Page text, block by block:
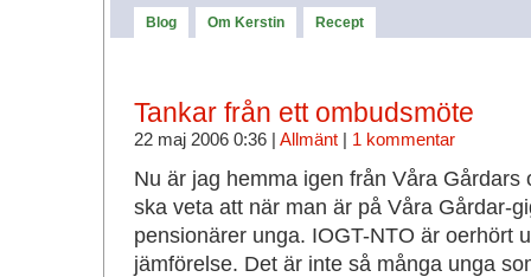
Blog Om Kerstin Recept
Tankar från ett ombudsmöte
22 maj 2006 0:36 | Allmänt| 1 kommentar
Nu är jag hemma igen från Våra Gårdars
ska veta att när man är på Våra Gårdar-
pensionärer unga. IOGT-NTO är oerhört
jämförelse. Det är inte så många unga